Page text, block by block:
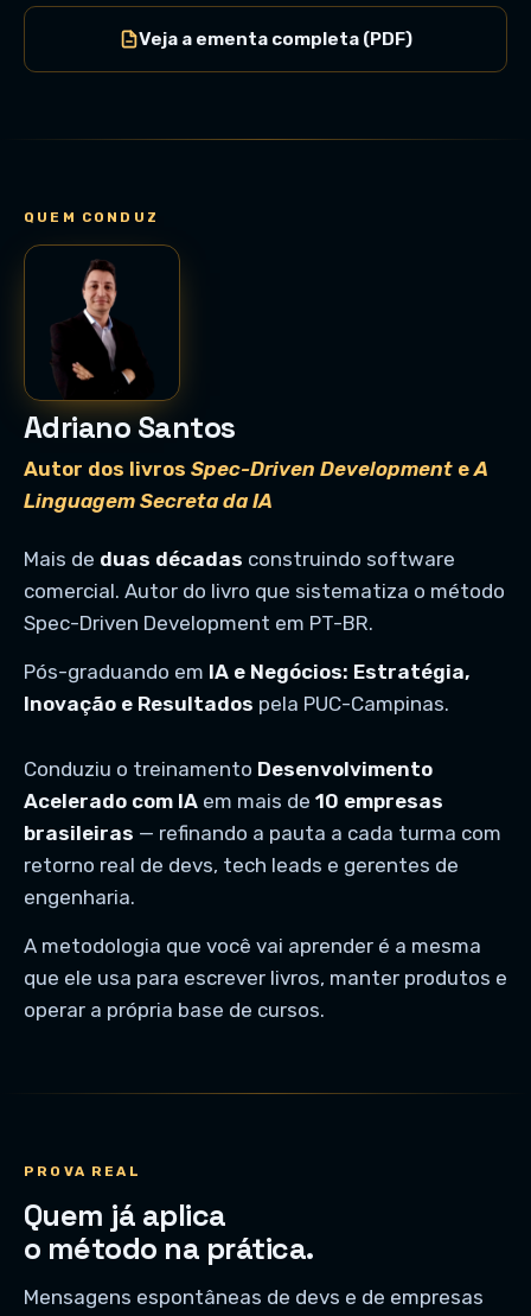
Veja a ementa completa (PDF)
QUEM CONDUZ
Adriano Santos
Autor dos livros Spec-Driven Development eA
Linguagem Secreta da IA
Mais de duas décadas construindo software
comercial. Autor do livro que sistematiza o método
Spec-Driven Development em PT-BR.
Pós-graduando em IA e Negócios: Estratégia,
Inovação e Resultados pela PUC-Campinas.
Conduziu o treinamento Desenvolvimento
Acelerado com IA em mais de 10 empresas
brasileiras — refinando a pauta a cada turma com
retorno real de devs, tech leads e gerentes de
engenharia.
A metodologia que você vai aprender é a mesma
que ele usa para escrever livros, manter produtos e
operar a própria base de cursos.
PROVA REAL
Quem já aplica
o método na prática.
Mensagens espontâneas de devs e de empresas